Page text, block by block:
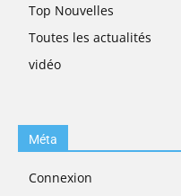
Top Nouvelles
Toutes les actualités
vidéo
Méta
Connexion